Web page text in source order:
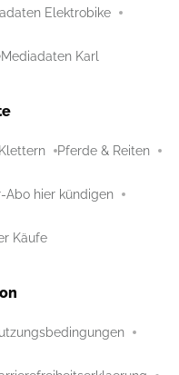
Elektrobike
Mediadaten Karl
Pferde & Reiten
Abo hier kündigen
Käufe